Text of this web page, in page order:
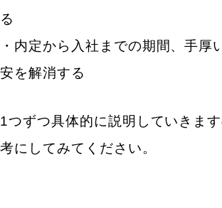
る
・内定から入社までの期間、手厚
安を解消する
1つずつ具体的に説明していきま
考にしてみてください。